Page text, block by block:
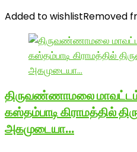
Added to wishlistRemoved
திருவண்ணாமலை
கஸ்தம்பாடி கிராமத்தில்
அகமுடையா…